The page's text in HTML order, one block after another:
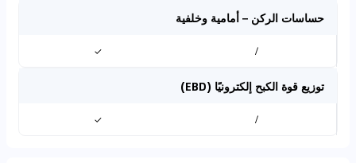
حساسات الركن – أمامية وخلفية
/
✓
توزيع قوة الكبح إلكترونيًا (EBD)
/
✓